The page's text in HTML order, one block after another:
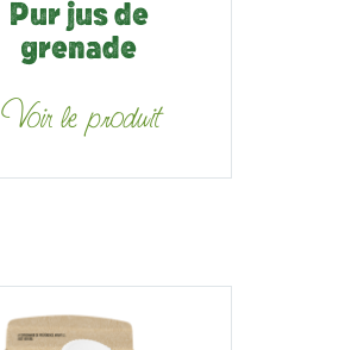
Pur jus de
grenade
Voir le produit